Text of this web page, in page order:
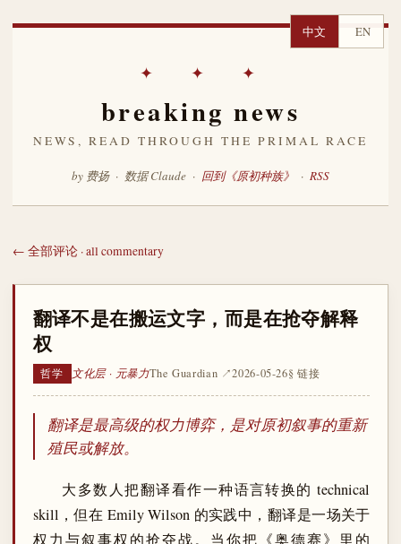
中文 EN
✦ ✦ ✦
breaking news
NEWS, READ THROUGH THE PRIMAL RACE
by 费扬 · 数据 Claude · 回到《原初种族》 · RSS
← 全部评论 · all commentary
翻译不是在搬运文字，而是在抢夺解释
权
哲学 文化层 · 元暴力The Guardian ↗2026-05-26§ 链接
翻译是最高级的权力博弈，是对原初叙事的重新
殖民或解放。
大多数人把翻译看作一种语言转换的 technical
skill，但在 Emily Wilson 的实践中，翻译是一场关于
权力与叙事权的抢夺战。当你把《奥德赛》里的